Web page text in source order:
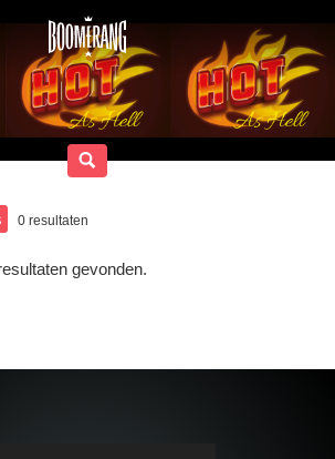
0 resultaten
gevonden.